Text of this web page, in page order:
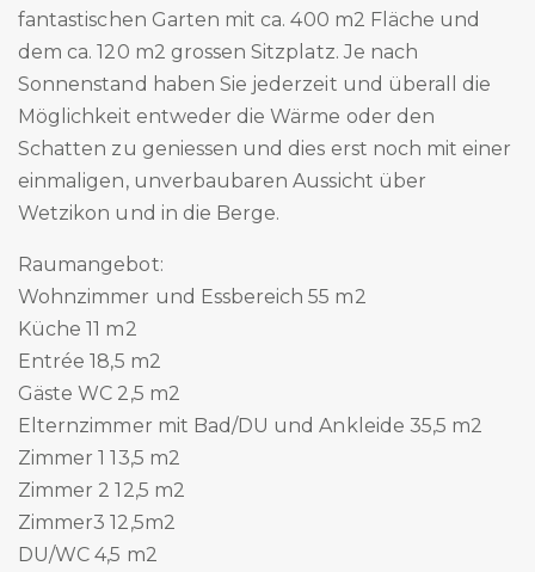
fantastischen Garten mit ca. 400 m2 Fläche und
dem ca. 120 m2 grossen Sitzplatz. Je nach
Sonnenstand haben Sie jederzeit und überall die
Möglichkeit entweder die Wärme oder den
Schatten zu geniessen und dies erst noch mit einer
einmaligen, unverbaubaren Aussicht über
Wetzikon und in die Berge.
Raumangebot:
Wohnzimmer und Essbereich 55 m2
Küche 11 m2
Entrée 18,5 m2
Gäste WC 2,5 m2
Elternzimmer mit Bad/DU und Ankleide 35,5 m2
Zimmer 1 13,5 m2
Zimmer 2 12,5 m2
Zimmer3 12,5m2
DU/WC 4,5 m2